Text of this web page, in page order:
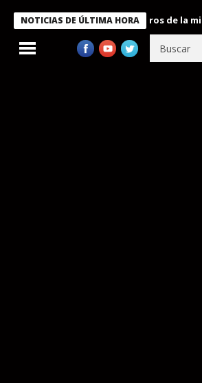
NOTICIAS DE ÚLTIMA HORA
condecora a miembros de la